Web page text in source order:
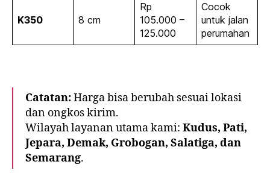
K350 8 cm
Rp
105.000 –
125.000
Cocok
untuk jalan
perumahan
Catatan:Harga bisa berubah sesuai lokasi
dan ongkos kirim.
Wilayah layanan utama kami: Kudus, Pati,
Jepara, Demak, Grobogan, Salatiga, dan
Semarang.